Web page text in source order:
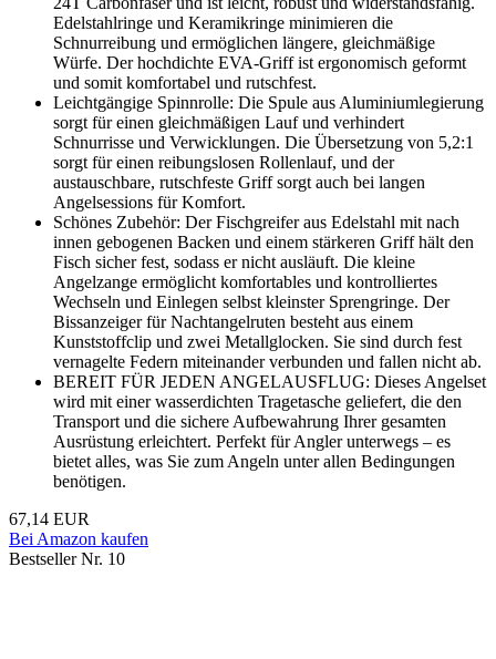
Edelstahlringe und Keramikringe minimieren die
Schnurreibung und ermöglichen längere, gleichmäßige
Würfe. Der hochdichte EVA-Griff ist ergonomisch geformt
und somit komfortabel und rutschfest.
Leichtgängige Spinnrolle: Die Spule aus Aluminiumlegierung
sorgt für einen gleichmäßigen Lauf und verhindert
Schnurrisse und Verwicklungen. Die Übersetzung von 5,2:1
sorgt für einen reibungslosen Rollenlauf, und der
austauschbare, rutschfeste Griff sorgt auch bei langen
Angelsessions für Komfort.
Schönes Zubehör: Der Fischgreifer aus Edelstahl mit nach
innen gebogenen Backen und einem stärkeren Griff hält den
Fisch sicher fest, sodass er nicht ausläuft. Die kleine
Angelzange ermöglicht komfortables und kontrolliertes
Wechseln und Einlegen selbst kleinster Sprengringe. Der
Bissanzeiger für Nachtangelruten besteht aus einem
Kunststoffclip und zwei Metallglocken. Sie sind durch fest
vernagelte Federn miteinander verbunden und fallen nicht ab.
BEREIT FÜR JEDEN ANGELAUSFLUG: Dieses Angelset
wird mit einer wasserdichten Tragetasche geliefert, die den
Transport und die sichere Aufbewahrung Ihrer gesamten
Ausrüstung erleichtert. Perfekt für Angler unterwegs – es
bietet alles, was Sie zum Angeln unter allen Bedingungen
benötigen.
67,14 EUR
Bei Amazon kaufen
Bestseller Nr. 10